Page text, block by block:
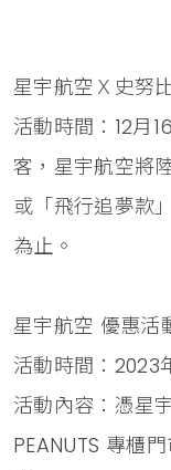
星宇航空Ｘ史努
活動時間：12月
客，星宇航空將
或「飛行追夢款
為止。
星宇航空 優惠活
活動時間：2023
活動內容：憑星
PEANUTS 專櫃